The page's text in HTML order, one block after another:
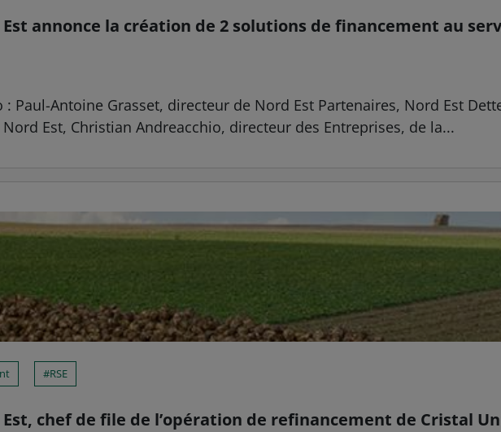
annonce la création de 2 solutions de financement au
Paul-Antoine Grasset, directeur de Nord Est Partenaires, Nord Est
Est, Christian Andreacchio, directeur des Entreprises, de la...
RSE
chef de file de l’opération de refinancement de Cristal